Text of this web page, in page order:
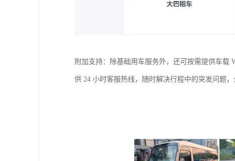
附加支持：除基础用车服务外，还可按需提供车载
供 24 小时客服热线，随时解决行程中的突发问题，